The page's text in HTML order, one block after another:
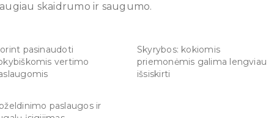
skaidrumo ir saugumo.
pasinaudoti
vertimo
Skyrybos: kokiomis
priemonėmis galima lengviau
išsiskirti
paslaugos ir